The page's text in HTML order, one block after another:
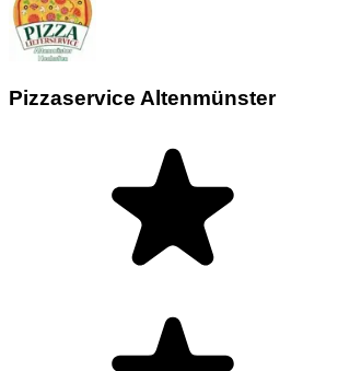
Pizzaservice Altenmünster